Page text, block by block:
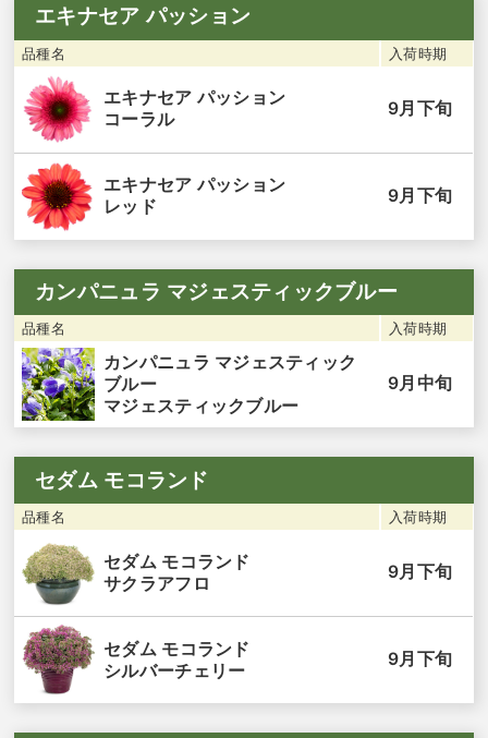
エキナセア パッション
品種名 入荷時期
エキナセア パッション
コーラル
9月下旬
エキナセア パッション
レッド
9月下旬
カンパニュラ マジェスティックブルー
品種名 入荷時期
カンパニュラ マジェスティック
ブルー
マジェスティックブルー
9月中旬
セダム モコランド
品種名 入荷時期
セダム モコランド
サクラアフロ
9月下旬
セダム モコランド
シルバーチェリー
9月下旬